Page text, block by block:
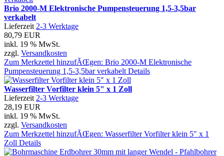
Brio 2000-M Elektronische Pumpensteuerung 1,5-3,5bar
verkabelt
Lieferzeit 2-3 Werktage
80,79 EUR
inkl. 19 % MwSt.
zzgl. Versandkosten
Zum Merkzettel hinzufÃŒgen: Brio 2000-M Elektronische
Pumpensteuerung 1,5-3,5bar verkabelt Details
Wasserfilter Vorfilter klein 5" x 1 Zoll
Lieferzeit 2-3 Werktage
28,19 EUR
inkl. 19 % MwSt.
zzgl. Versandkosten
Zum Merkzettel hinzufÃŒgen: Wasserfilter Vorfilter klein 5" x 1
Zoll Details